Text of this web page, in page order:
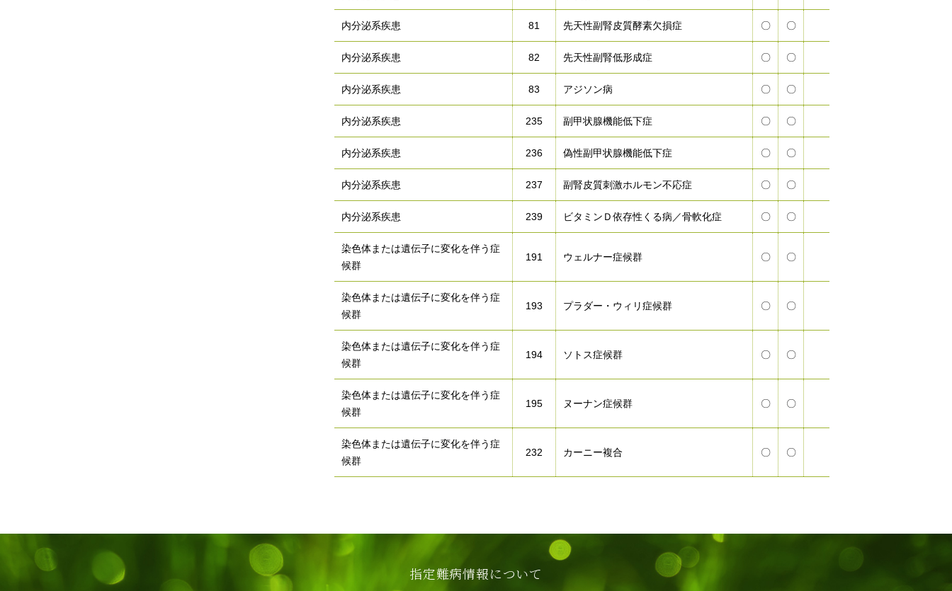
内分泌系疾患 81 先天性副腎皮質酵素欠損症 〇 〇
内分泌系疾患 82 先天性副腎低形成症 〇 〇
内分泌系疾患 83 アジソン病 〇 〇
内分泌系疾患 235 副甲状腺機能低下症 〇 〇
内分泌系疾患 236 偽性副甲状腺機能低下症 〇 〇
内分泌系疾患 237 副腎皮質刺激ホルモン不応症 〇 〇
内分泌系疾患 239 ビタミンＤ依存性くる病／骨軟化症 〇 〇
染色体または遺伝子に変化を伴う症
候群
191 ウェルナー症候群 〇 〇
染色体または遺伝子に変化を伴う症
候群
193 プラダー・ウィリ症候群 〇 〇
染色体または遺伝子に変化を伴う症
候群
194 ソトス症候群 〇 〇
染色体または遺伝子に変化を伴う症
候群
195 ヌーナン症候群 〇 〇
染色体または遺伝子に変化を伴う症
候群
232 カーニー複合 〇 〇
指定難病情報について